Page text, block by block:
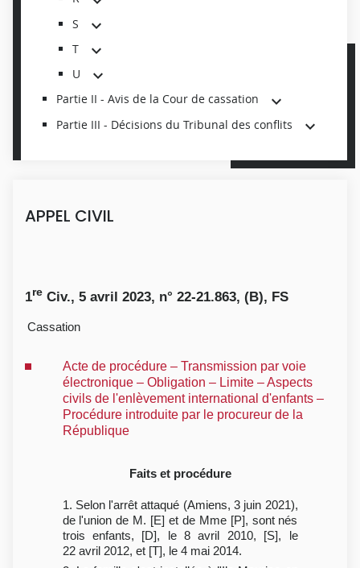
S
T
U
Partie II - Avis de la Cour de cassation
Partie III - Décisions du Tribunal des conflits
APPEL CIVIL
1re Civ., 5 avril 2023, n° 22-21.863, (B), FS
Cassation
Acte de procédure – Transmission par voie
électronique – Obligation – Limite – Aspects
civils de l'enlèvement international d'enfants –
Procédure introduite par le procureur de la
République
Faits et procédure
1. Selon l'arrêt attaqué (Amiens, 3 juin 2021),
de l'union de M. [E] et de Mme [P], sont nés
trois enfants, [D], le 8 avril 2010, [S], le
22 avril 2012, et [T], le 4 mai 2014.